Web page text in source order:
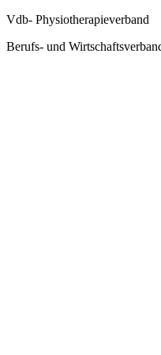
Vdb- Physiotherapieverband
Berufs- und